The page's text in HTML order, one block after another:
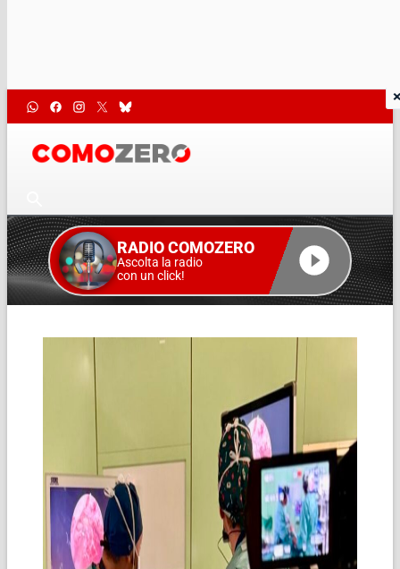
RADIO COMOZERO
Ascolta la radio
con un click!